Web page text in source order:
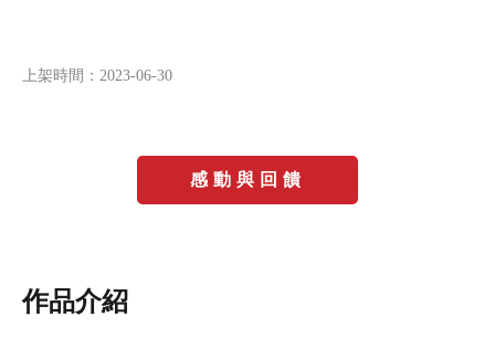
上架時間： 2023-06-30
感動與回饋
作品介紹